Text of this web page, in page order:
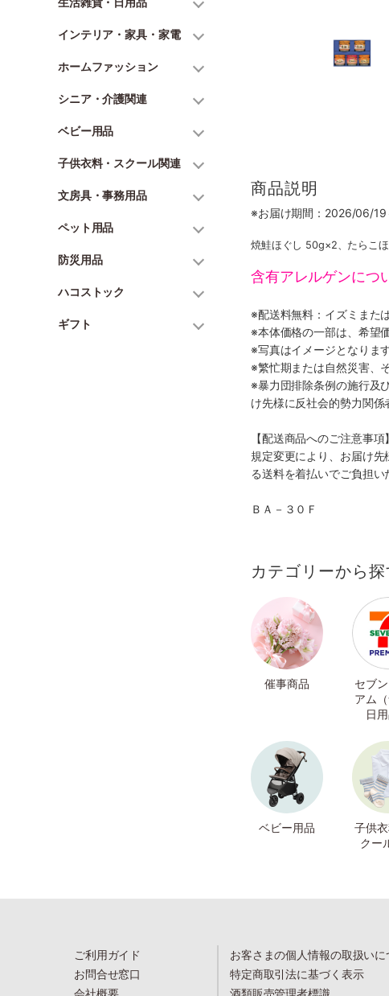
インテリア・家具・家電
ホームファッション
シニア・介護関連
ベビー用品
子供衣料・スクール関連
文房具・事務用品
ペット用品
防災用品
ハコストック
ギフト
商品説明
※お届け期間：2026/06/
焼鮭ほぐし 50g×2、たらこ
含有アレルゲンにつ
※配送料無料：イズミまた
※本体価格の一部は、希望
※写真はイメージとなります
※繁忙期または自然災害、
※暴力団排除条例の施行及
け先様に反社会的勢力関
【配送商品へのご注意事項】
規定変更により、お届け
る送料を着払いでご負担
ＢＡ－３０Ｆ
カテゴリーから探
催事商品
セブ
アム（
日用
ベビー用品
子供
クー
ご利用ガイド
お問合せ窓口
お客さまの個人情報の取扱いに
特定商取引法に基づく表示